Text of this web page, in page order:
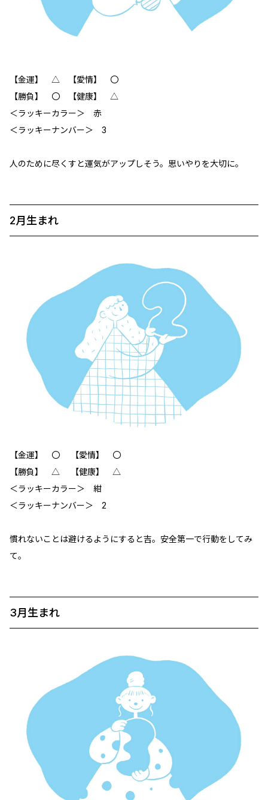
【金運】 △ 【愛情】 〇
【勝負】 〇 【健康】 △
＜ラッキーカラー＞ 赤
＜ラッキーナンバー＞ 3
人のために尽くすと運気がアップしそう。思いやりを大切に。
2月生まれ
【金運】 〇 【愛情】 〇
【勝負】 △ 【健康】 △
＜ラッキーカラー＞ 紺
＜ラッキーナンバー＞ 2
慣れないことは避けるようにすると吉。安全第一で行動をしてみ
て。
3月生まれ